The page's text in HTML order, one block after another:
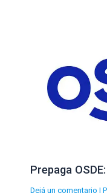
Prepaga
Dejá un comentario |